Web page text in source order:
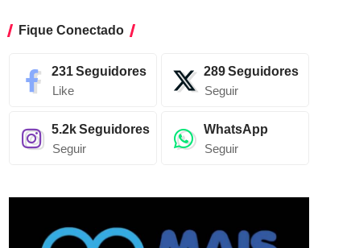
Fique Conectado
231Seguidores
Like
289Seguidores
Seguir
5.2kSeguidores
Seguir
WhatsApp
Seguir